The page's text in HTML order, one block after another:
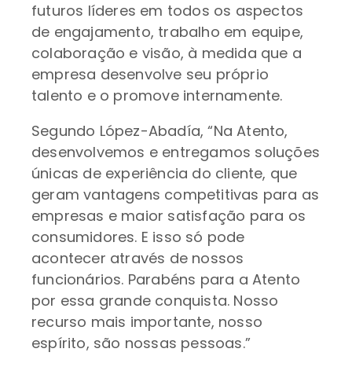
futuros líderes em todos os aspectos
de engajamento, trabalho em equipe,
colaboração e visão, à medida que a
empresa desenvolve seu próprio
talento e o promove internamente.
Segundo López-Abadía, “Na Atento,
desenvolvemos e entregamos soluções
únicas de experiência do cliente, que
geram vantagens competitivas para as
empresas e maior satisfação para os
consumidores. E isso só pode
acontecer através de nossos
funcionários. Parabéns para a Atento
por essa grande conquista. Nosso
recurso mais importante, nosso
espírito, são nossas pessoas.”